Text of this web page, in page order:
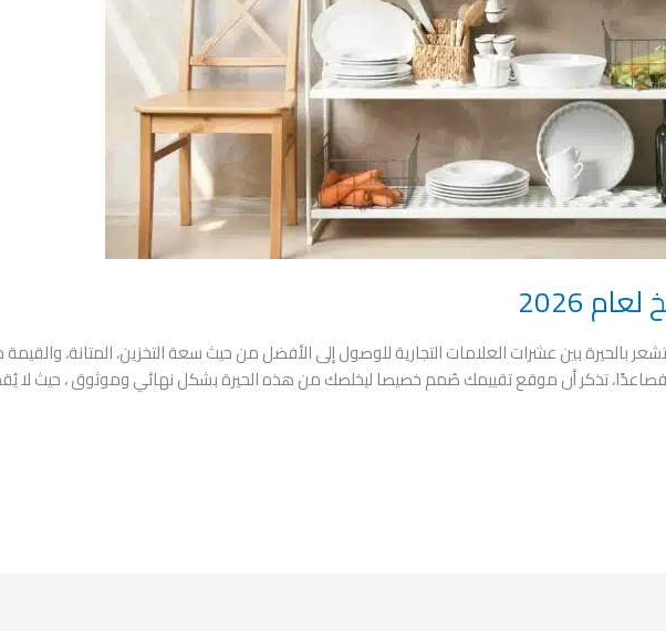
2026
بالحيرة بين عشرات العلامات التجارية للوصول إلى الأفضل من حيث سعة التخزين، المتانة،
فصاعدًا، تذكر أن موقع تقييمك صُمم خصيصا ليخلصك من هذه الحيرة بشكل نهائي وموثوق ، حيث لا